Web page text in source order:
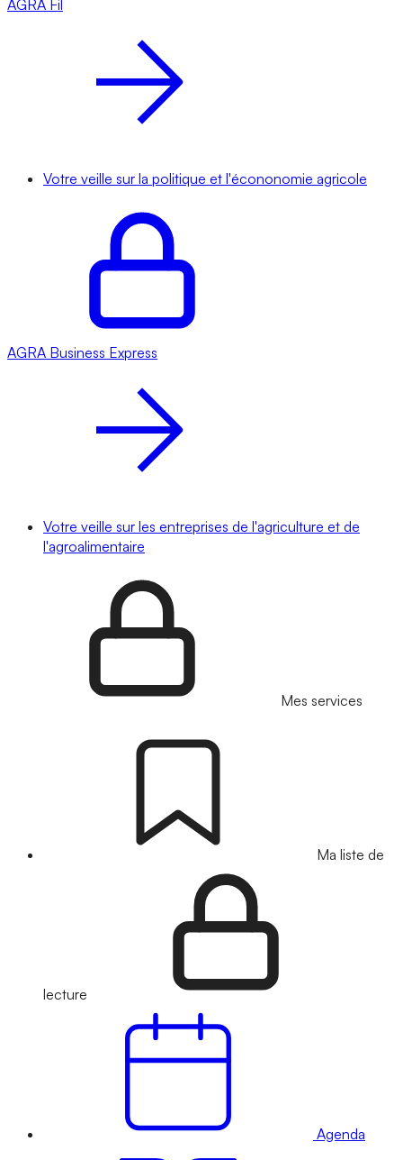
AGRA Fil
Votre veille sur la politique et l'écononomie agricole
AGRA Business Express
Votre veille sur les entreprises de l'agriculture et de
l'agroalimentaire
Mes services
Ma liste de
lecture
Agenda